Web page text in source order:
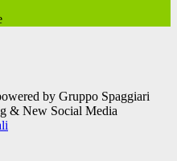
by Gruppo Spaggiari
& New Social Media